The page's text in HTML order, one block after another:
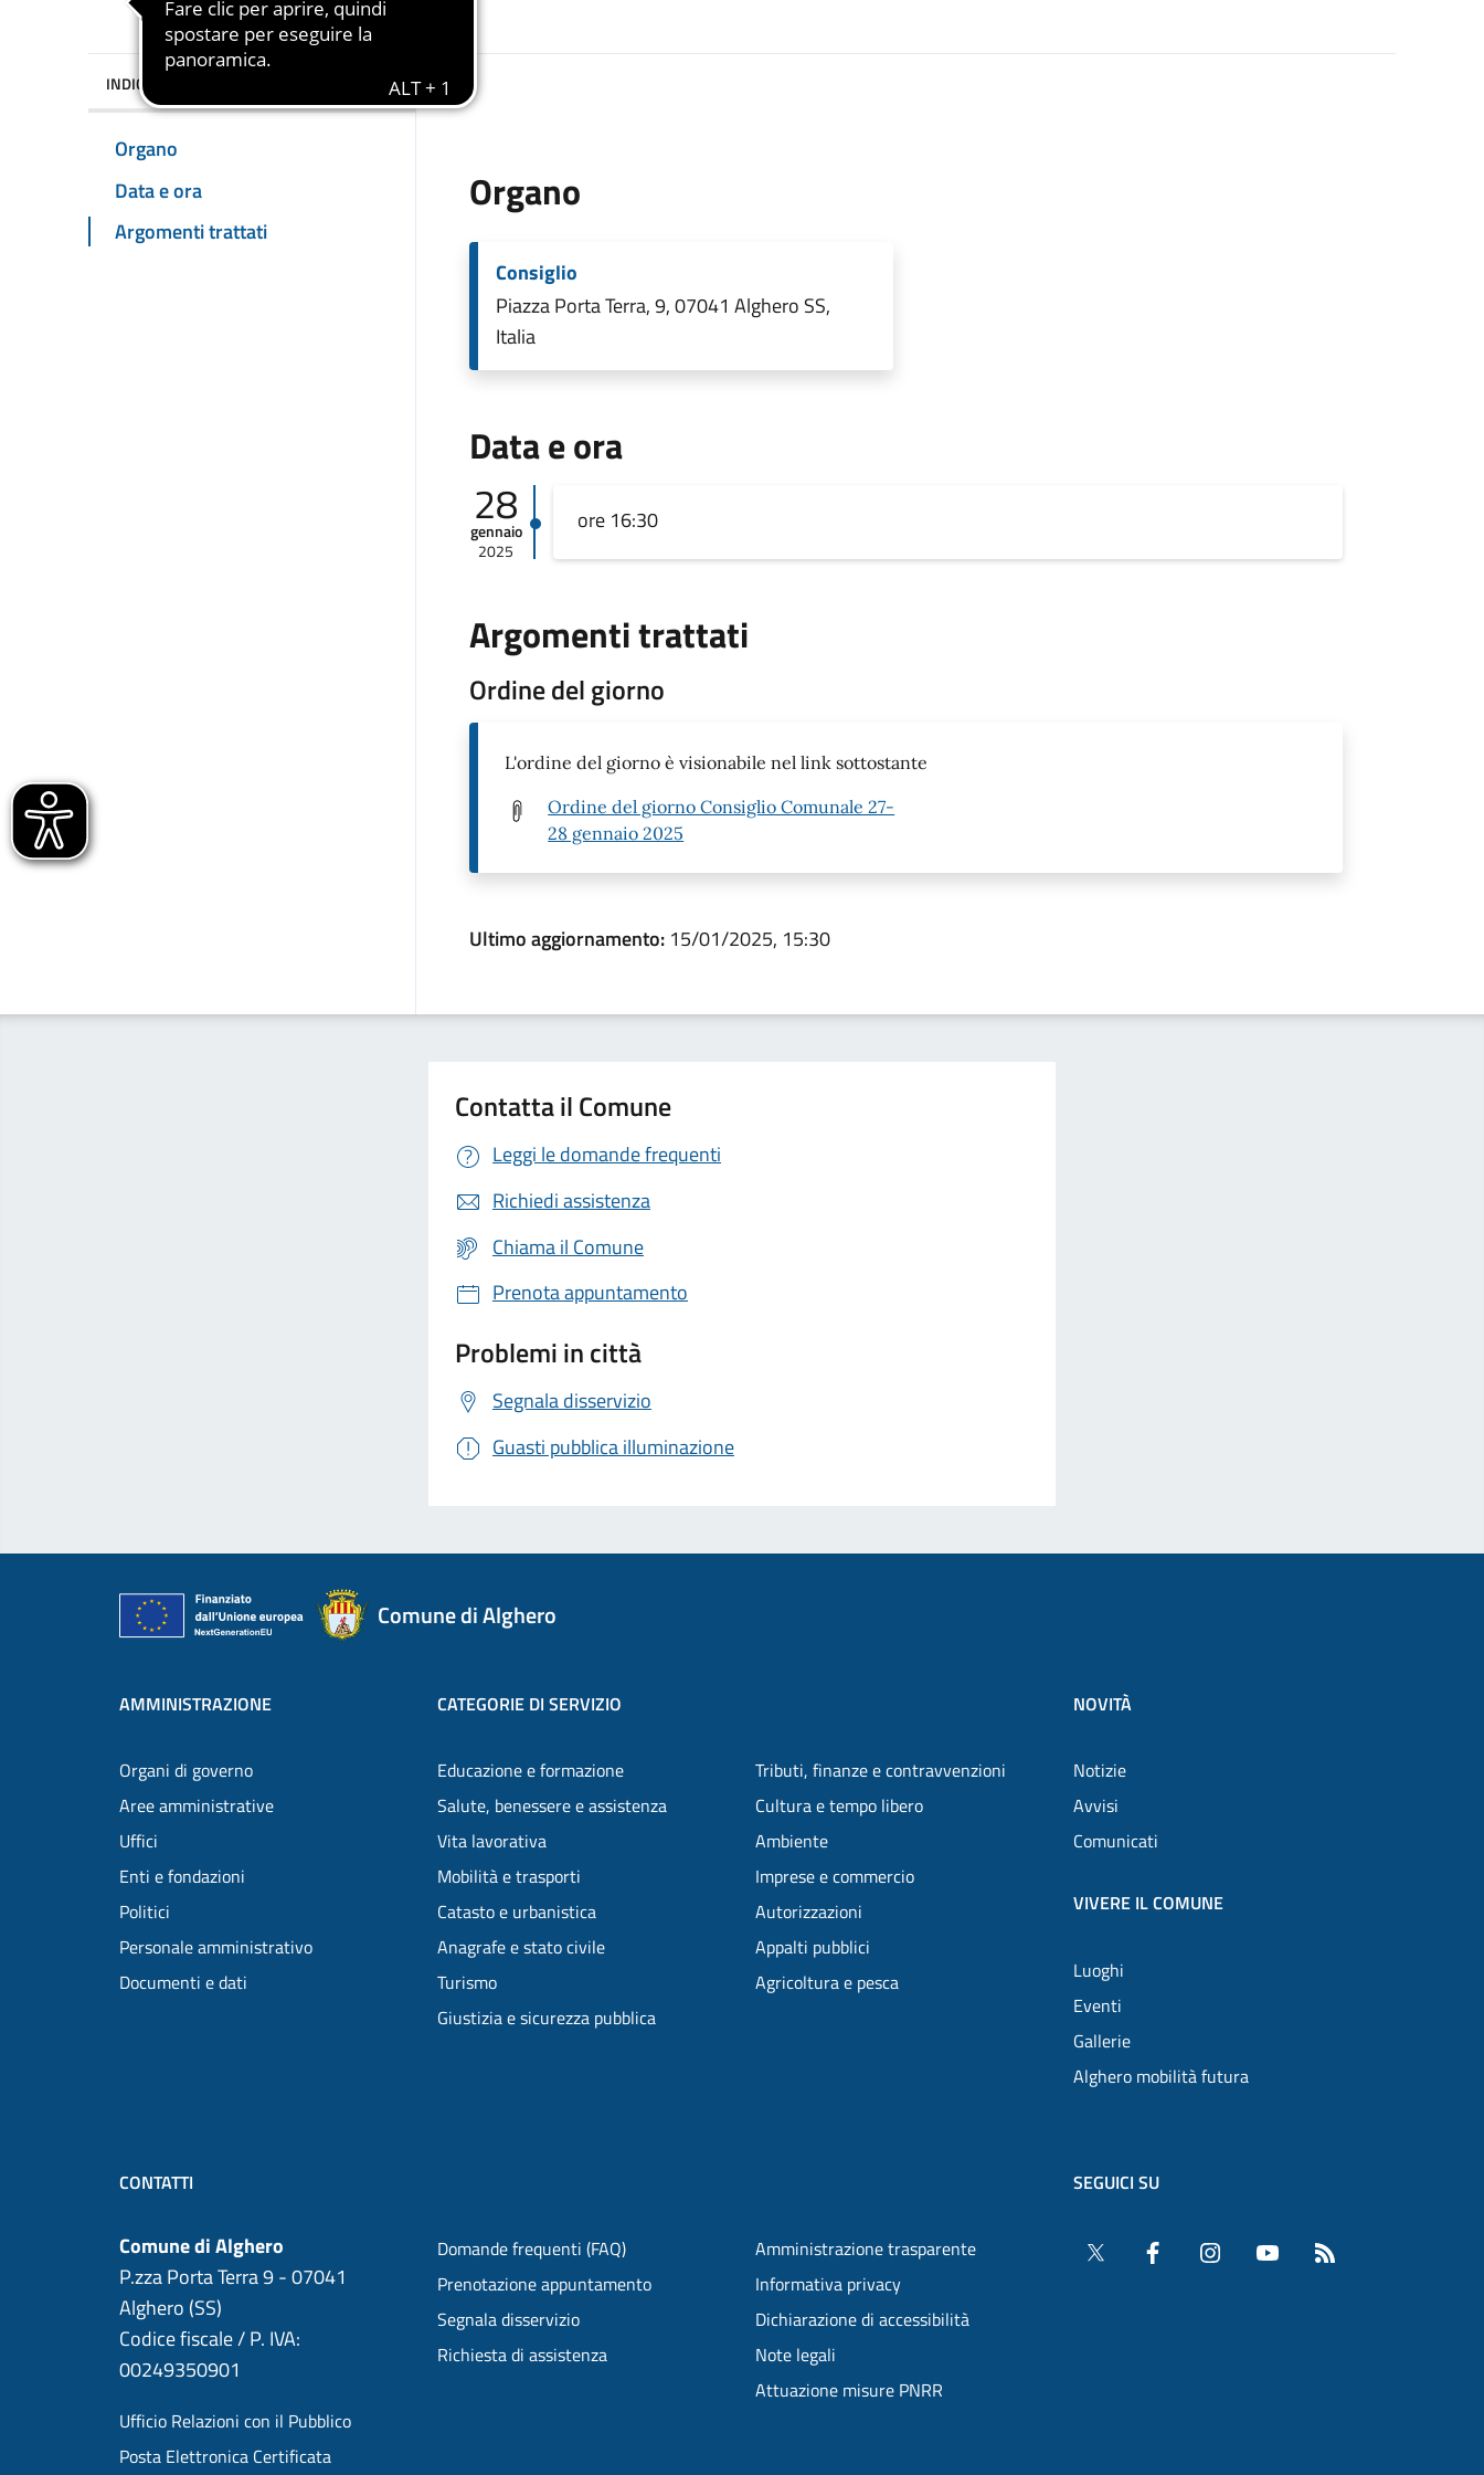
INDICE DELLA PAGINA
Organo
Data e ora
Argomenti trattati
Organo
Consiglio
Piazza Porta Terra, 9, 07041 Alghero SS,
Italia
Data e ora
28
gennaio
2025
ore 16:30
Argomenti trattati
Ordine del giorno
L'ordine del giorno è visionabile nel link sottostante
Ordine del giorno Consiglio Comunale 27-
28 gennaio 2025
Ultimo aggiornamento: 15/01/2025, 15:30
Contatta il Comune
Leggi le domande frequenti
Richiedi assistenza
Chiama il Comune
Prenota appuntamento
Problemi in città
Segnala disservizio
Guasti pubblica illuminazione
Comune di Alghero
AMMINISTRAZIONE
Organi di governo
Aree amministrative
Uffici
Enti e fondazioni
Politici
Personale amministrativo
Documenti e dati
CATEGORIE DI SERVIZIO
Educazione e formazione
Salute, benessere e assistenza
Vita lavorativa
Mobilità e trasporti
Catasto e urbanistica
Anagrafe e stato civile
Turismo
Giustizia e sicurezza pubblica
Tributi, finanze e contravvenzioni
Cultura e tempo libero
Ambiente
Imprese e commercio
Autorizzazioni
Appalti pubblici
Agricoltura e pesca
NOVITÀ
Notizie
Avvisi
Comunicati
VIVERE IL COMUNE
Luoghi
Eventi
Gallerie
Alghero mobilità futura
CONTATTI
Comune di Alghero
P.zza Porta Terra 9 - 07041
Alghero (SS)
Codice fiscale / P. IVA:
00249350901
Ufficio Relazioni con il Pubblico
Posta Elettronica Certificata
Domande frequenti (FAQ)
Prenotazione appuntamento
Segnala disservizio
Richiesta di assistenza
Amministrazione trasparente
Informativa privacy
Dichiarazione di accessibilità
Note legali
Attuazione misure PNRR
SEGUICI SU
Twitter Facebook InstagramYouTube